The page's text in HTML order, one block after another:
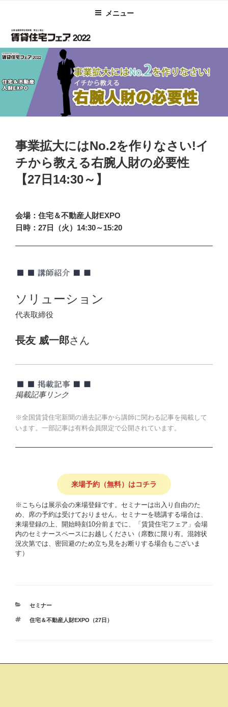
ツ
ス
キ
プ
メニュー
投
稿
日:
事業拡大にはNo.2を作りなさい!イ
チから教える右腕人財の必要性
【27日14:30～】
会場：住宅＆不動産人財EXPO
日時：27日（火）14:30～15:20
ソリューション
代表取締役
長友 威一郎さん
掲載記事リンク
※全国賃貸住宅新聞の過去記事から講師に関わる記事を掲載して
います。一部記事は有料会員限定で公開されています。
来場予約（無料）はコチラ
※こちらは展示会の来場登録です。セミナーは出入り自由のた
め、席の予約は受けておりません。セミナーを聴講する場合は、
来場登録の上、開始時刻10分前までに、「賃貸住宅フェア」会場
内のセミナースペースにお越しください（席数に限り有。混雑状
況次第では、密回避のため立ち見をお断りする場合もございま
す）
カ
ゴ
セミナー
タ
住宅＆不動産人財EXPO（27日）